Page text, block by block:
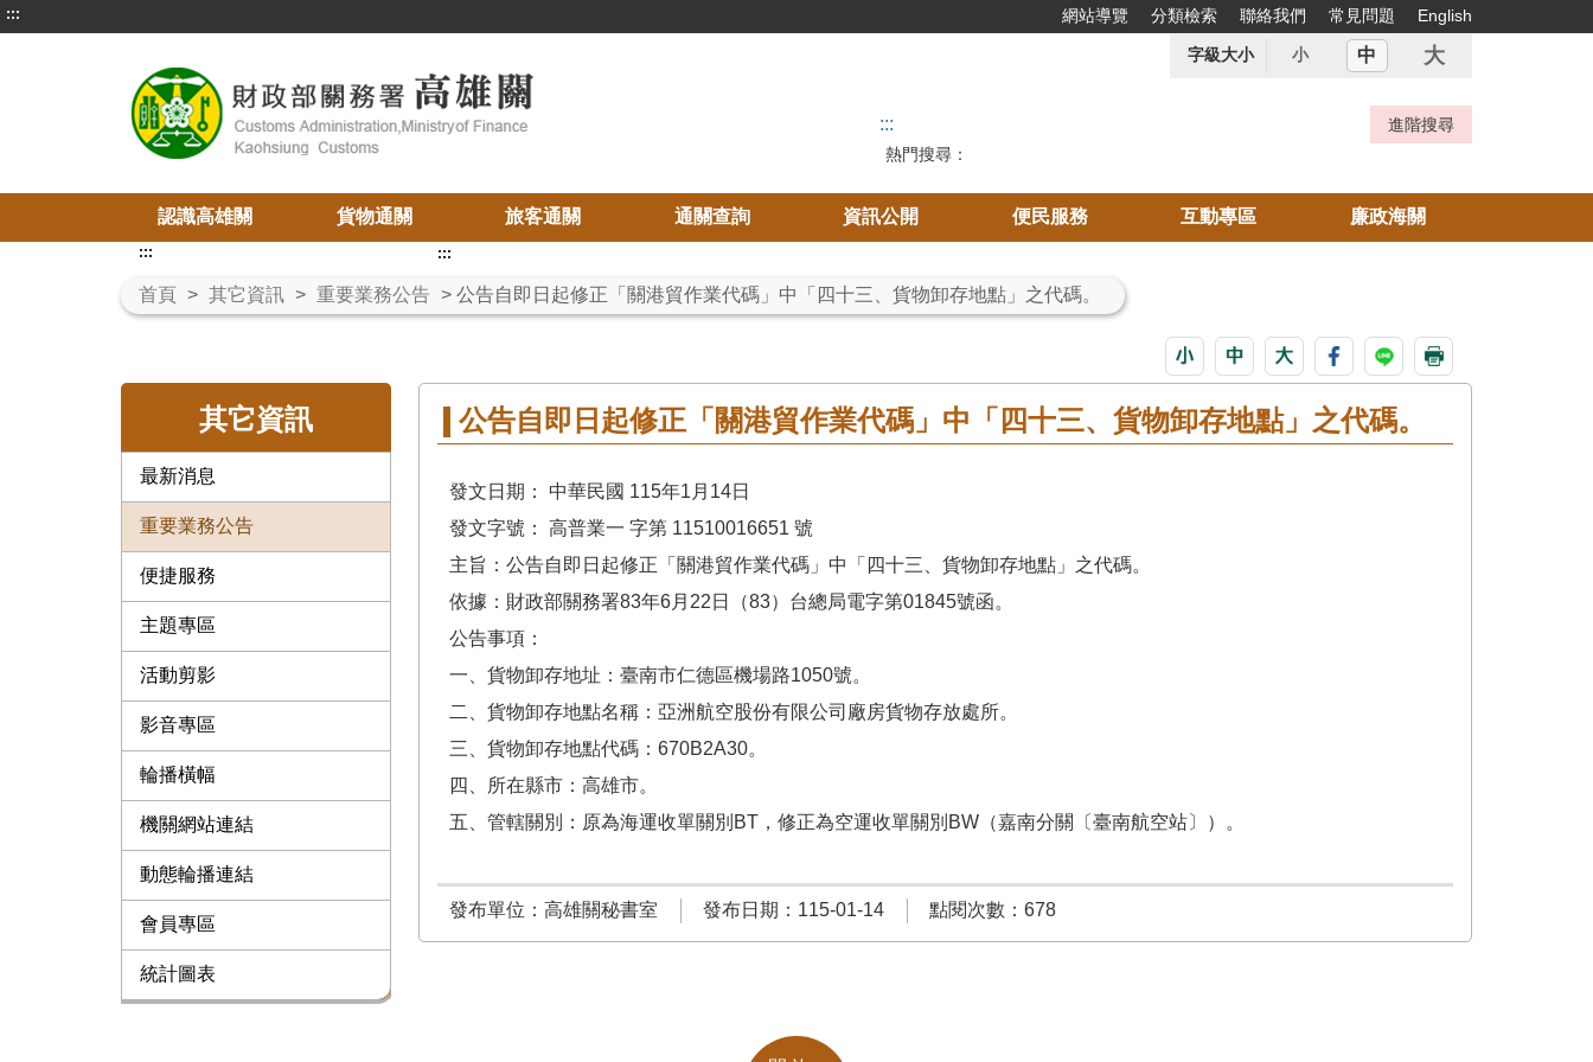
::: 網站導覽 分類檢索 聯絡我們 常見問題 English
字級大小 小 中 大
:::
熱門搜尋：
認識高雄關 貨物通關 旅客通關 通關查詢 資訊公開 便民服務 互動專區 廉政海關
首頁 > 其它資訊 > 重要業務公告 > 公告自即日起修正「關港貿作業代碼」中「四十三、貨物卸存地點」之代碼。
:::
其它資訊
最新消息
重要業務公告
便捷服務
主題專區
活動剪影
影音專區
輪播橫幅
機關網站連結
動態輪播連結
會員專區
統計圖表
:::
公告自即日起修正「關港貿作業代碼」中「四十三、貨物卸存地點」之代碼。
發文日期： 中華民國 115年1月14日
發文字號： 高普業一 字第 11510016651 號
主旨：公告自即日起修正「關港貿作業代碼」中「四十三、貨物卸存地點」之代碼。
依據：​財政部關務署83年6月22日（83）台總局電字第01845號函。
公告事項：​
一、貨物卸存地址：臺南市仁德區機場路1050號。
二、貨物卸存地點名稱：亞洲航空股份有限公司廠房貨物存放處所。
三、貨物卸存地點代碼：670B2A30。
四、所在縣市：高雄市。
五、管轄關別：原為海運收單關別BT，修正為空運收單關別BW（嘉南分關〔臺南航空站〕）。
發布單位：高雄關秘書室 發布日期：115-01-14 點閱次數：678